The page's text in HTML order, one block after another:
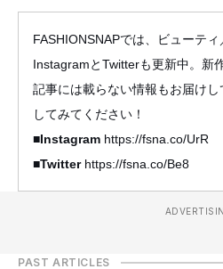
FASHIONSNAPでは、ビューテ
InstagramとTwitterも更新中。新
記事には載らない情報もお届け
してみてください！
■Instagram https://fsna.co/UrR
■Twitterhttps://fsna.co/Be8
PAST ARTICLES